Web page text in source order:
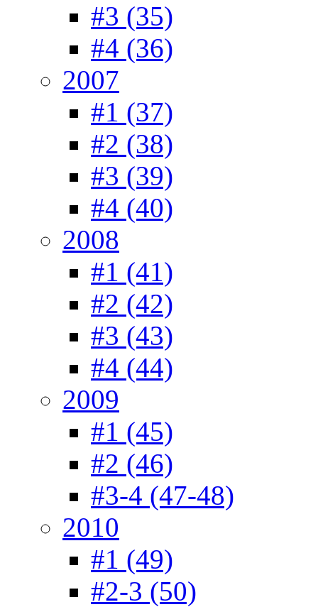
#3 (35)
#4 (36)
2007
#1 (37)
#2 (38)
#3 (39)
#4 (40)
2008
#1 (41)
#2 (42)
#3 (43)
#4 (44)
2009
#1 (45)
#2 (46)
#3-4 (47-48)
2010
#1 (49)
#2-3 (50)